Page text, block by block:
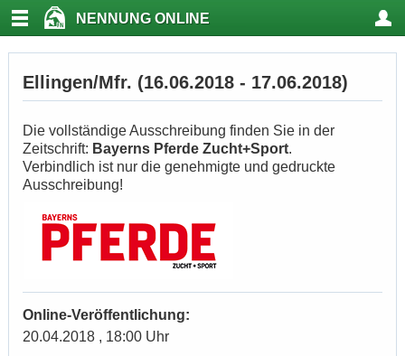
NENNUNG ONLINE
Ellingen/Mfr. (16.06.2018 - 17.06.2018)
Die vollständige Ausschreibung finden Sie in der
Zeitschrift: Bayerns Pferde Zucht+Sport.
Verbindlich ist nur die genehmigte und gedruckte
Ausschreibung!
Online-Veröffentlichung:
20.04.2018 , 18:00 Uhr